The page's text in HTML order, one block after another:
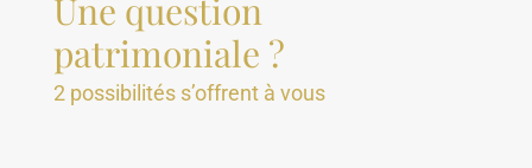
Une question
patrimoniale ?
2 possibilités s’offrent à vous